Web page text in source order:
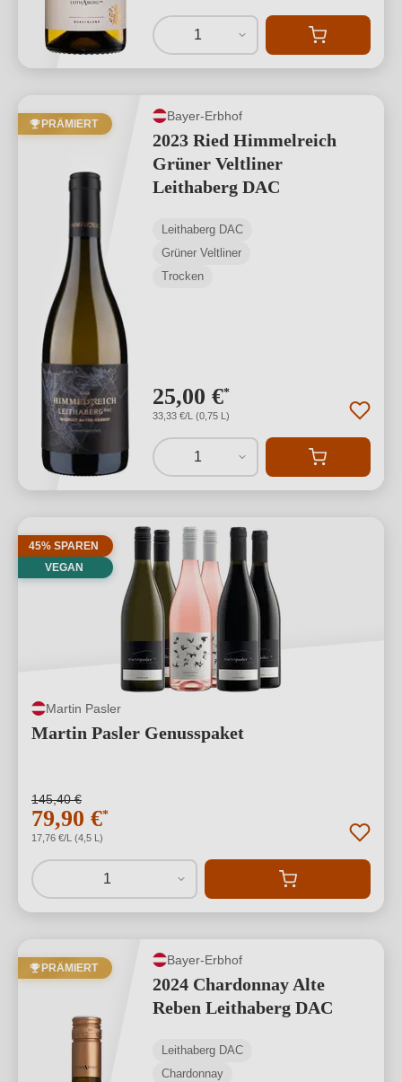
1
PRÄMIERT
Bayer-Erbhof
2023 Ried Himmelreich
Grüner Veltliner
Leithaberg DAC
Leithaberg DAC
Grüner Veltliner
Trocken
25,00 €*
33,33 €/L (0,75 L)
1
45% SPAREN
VEGAN
Martin Pasler
Martin Pasler Genusspaket
145,40 €
79,90 €*
17,76 €/L (4,5 L)
1
PRÄMIERT
Bayer-Erbhof
2024 Chardonnay Alte
Reben Leithaberg DAC
Leithaberg DAC
Chardonnay